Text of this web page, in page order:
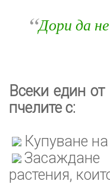
“Дори да
Всеки един
пчелите с:
Купуване
растения,